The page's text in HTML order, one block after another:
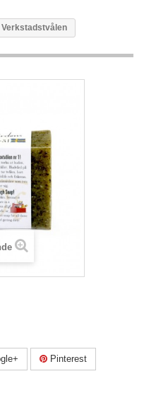
Verkstadstvålen
Pinterest